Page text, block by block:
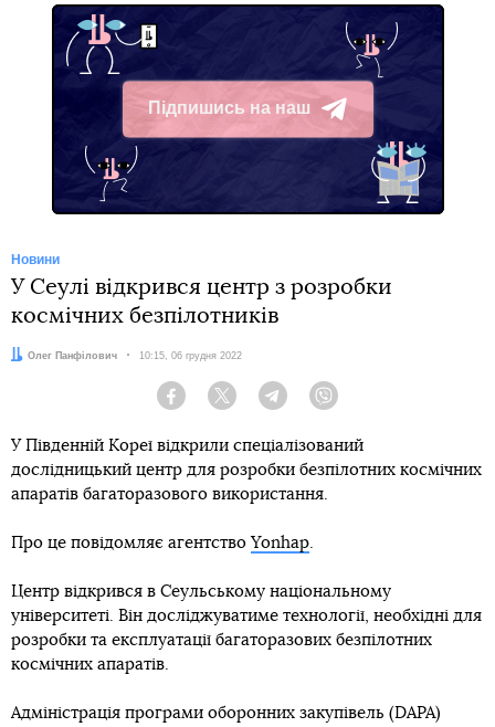
Підпишись на наш
Telegram
Новини
У Сеулі відкрився центр з розробки
космічних безпілотників
Автор:
Олег Панфілович Дата:
10:15, 06 грудня 2022
Facebook Twitter Telegram
У Південній Кореї відкрили спеціалізований
дослідницький центр для розробки безпілотних космічних
апаратів багаторазового використання.
Про це повідомляє агентство Yonhap
Центр відкрився в Сеульському національному
університеті. Він досліджуватиме технології, необхідні для
розробки та експлуатації багаторазових безпілотних
космічних апаратів.
Адміністрація програми оборонних закупівель (DAPA)